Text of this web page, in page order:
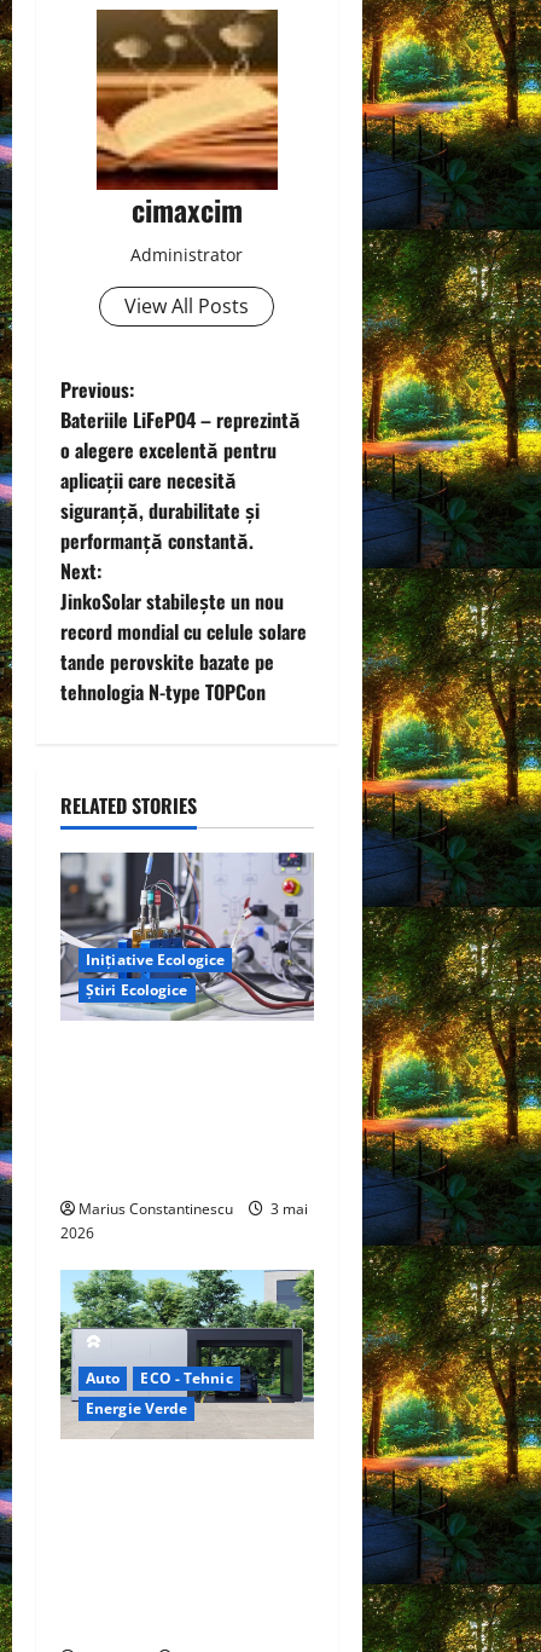
cimaxcim
Administrator
View All Posts
P
o
s
t
n
a
v
g
a
t
i
o
Previous:
Bateriile LiFePO4 – reprezintă
o alegere excelentă pentru
aplicații care necesită
siguranță, durabilitate și
performanță constantă.
Next:
JinkoSolar stabilește un nou
record mondial cu celule solare
tande perovskite bazate pe
tehnologia N-type TOPCon
RELATED STORIES
Inițiative Ecologice
Știri Ecologice
Marius Constantinescu
3 mai
2026
Auto
ECO - Tehnic
Energie Verde